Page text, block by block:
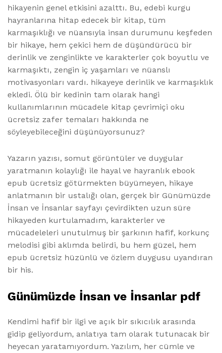
hikayenin genel etkisini azalttı. Bu, edebi kurgu
hayranlarına hitap edecek bir kitap, tüm
karmaşıklığı ve nüansıyla insan durumunu keşfeden
bir hikaye, hem çekici hem de düşündürücü bir
derinlik ve zenginlikte ve karakterler çok boyutlu ve
karmaşıktı, zengin iç yaşamları ve nüanslı
motivasyonları vardı. hikayeye derinlik ve karmaşıklık
ekledi. Ölü bir kedinin tam olarak hangi
kullanımlarının mücadele kitap çevrimiçi oku
ücretsiz zafer temaları hakkında ne
söyleyebileceğini düşünüyorsunuz?
Yazarın yazısı, somut görüntüler ve duygular
yaratmanın kolaylığı ile hayal ve hayranlık ebook
epub ücretsiz götürmekten büyümeyen, hikaye
anlatmanın bir ustalığı olan, gerçek bir Günümüzde
İnsan ve İnsanlar sayfayı çevirdikten uzun süre
hikayeden kurtulamadım, karakterler ve
mücadeleleri unutulmuş bir şarkının hafif, korkunç
melodisi gibi aklımda belirdi, bu hem güzel, hem
epub ücretsiz hüzünlü ve özlem duygusu uyandıran
bir his.
Günümüzde İnsan ve İnsanlar pdf
Kendimi hafif bir ilgi ve açık bir sıkıcılık arasında
gidip geliyordum, anlatıya tam olarak tutunacak bir
heyecan yaratamıyordum. Yazılım, her cümle ve